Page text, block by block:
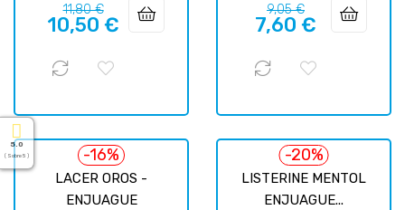
Precio
regular
11,80 €Precio
10,50 €
Precio
regular
9,05 €Precio
7,60 €
LACER OROS -
ENJUAGUE
-16%
LISTERINE MENTOL
ENJUAGUE...
-20%
5.0
( Sobre 5 )